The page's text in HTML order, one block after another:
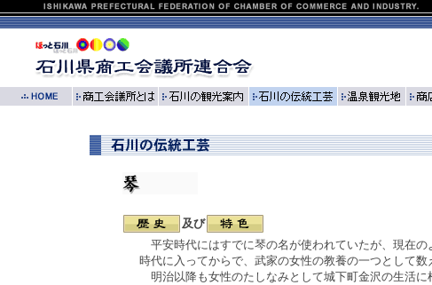
及び
平安時代にはすでに琴の名が使われていたが、現在
時代に入ってからで、武家の女性の教養の一つとして数
明治以降も女性のたしなみとして城下町金沢の生活